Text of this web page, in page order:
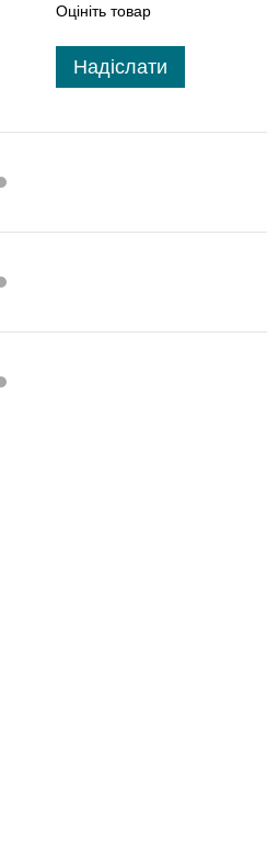
Оцініть товар
Надіслати